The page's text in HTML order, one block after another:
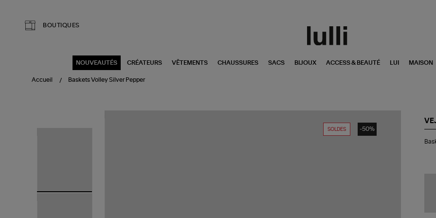
BOUTIQUES
NOUVEAUTÉS CRÉATEURS VÊTEMENTS CHAUSSURES SACS BIJOUX ACCESS & BEAUTÉ LUI MAISON
Accueil Baskets Volley Silver Pepper
SOLDES -50%